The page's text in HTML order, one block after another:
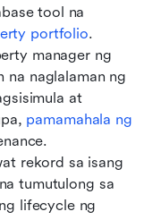
tool na
portfolio.
manager ng
na naglalaman ng
at
pamamahala ng
rekord sa isang
tumutulong sa
lifecycle ng